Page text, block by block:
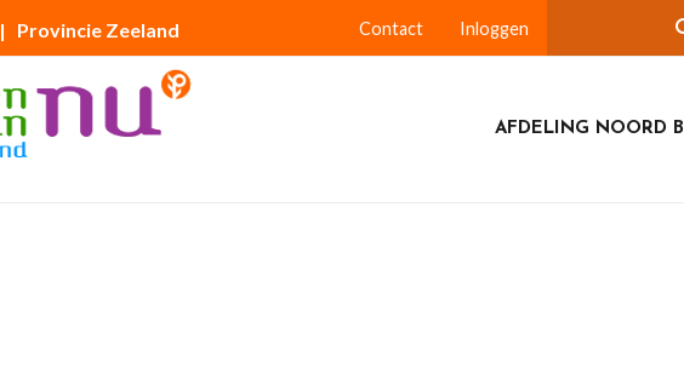
| Provincie Zeeland Contact Inloggen
AFDELING NOORD